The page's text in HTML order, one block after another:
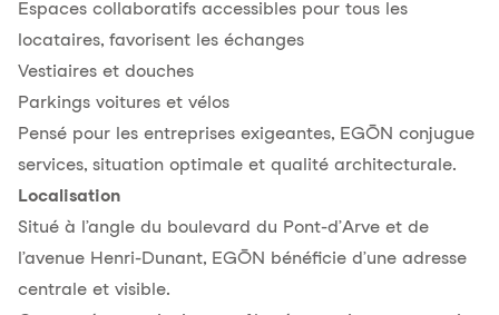
Espaces collaboratifs accessibles pour tous les
locataires, favorisent les échanges
Vestiaires et douches
Parkings voitures et vélos
Pensé pour les entreprises exigeantes, EGŌN conjugue
services, situation optimale et qualité architecturale.
Localisation
Situé à l’angle du boulevard du Pont-d’Arve et de
l’avenue Henri-Dunant, EGŌN bénéficie d’une adresse
centrale et visible.